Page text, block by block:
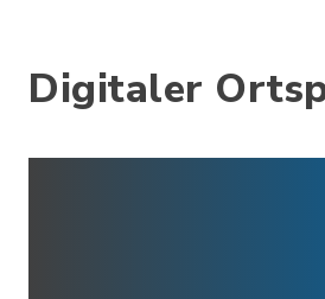
Digitaler